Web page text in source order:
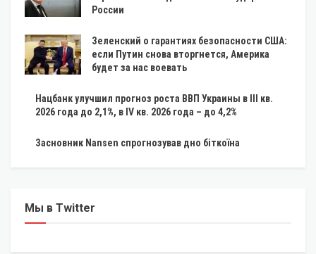
России
Зеленский о гарантиях безопасности США:
если Путин снова вторгнется, Америка
будет за нас воевать
Нацбанк улучшил прогноз роста ВВП Украины в III кв.
2026 года до 2,1%, в IV кв. 2026 года – до 4,2%
Засновник Nansen спрогнозував дно біткоїна
Мы в Twitter